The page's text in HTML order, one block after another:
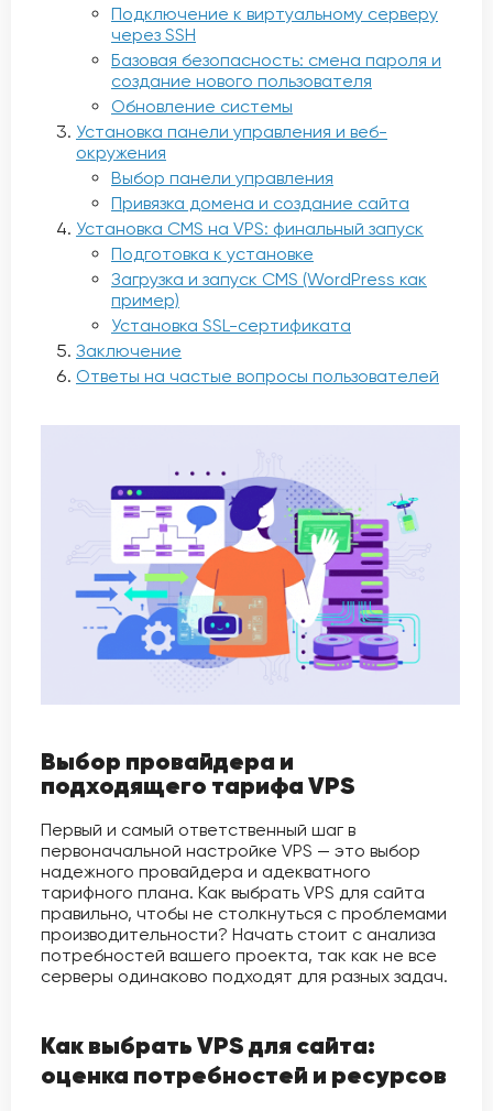
Подключение к виртуальному серверу
через SSH
Базовая безопасность: смена пароля и
создание нового пользователя
Обновление системы
Установка панели управления и веб-
окружения
Выбор панели управления
Привязка домена и создание сайта
Установка CMS на VPS: финальный запуск
Подготовка к установке
Загрузка и запуск CMS (WordPress как
пример)
Установка SSL-сертификата
Заключение
Ответы на частые вопросы пользователей
Выбор провайдера и
подходящего тарифа VPS
Первый и самый ответственный шаг в
первоначальной настройке VPS — это выбор
надежного провайдера и адекватного
тарифного плана. Как выбрать VPS для сайта
правильно, чтобы не столкнуться с проблемами
производительности? Начать стоит с анализа
потребностей вашего проекта, так как не все
серверы одинаково подходят для разных задач.
Как выбрать VPS для сайта:
оценка потребностей и ресурсов